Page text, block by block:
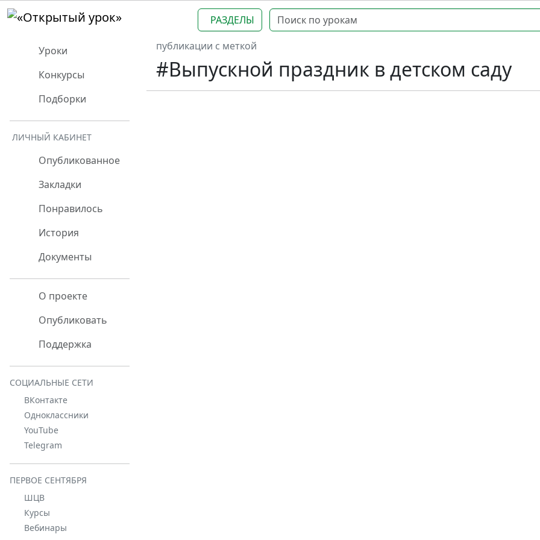
РАЗДЕЛЫ
Уроки
Конкурсы
Подборки
ЛИЧНЫЙ КАБИНЕТ
Опубликованное
Закладки
Понравилось
История
Документы
О проекте
Опубликовать
Поддержка
СОЦИАЛЬНЫЕ СЕТИ
ВКонтакте
Одноклассники
YouTube
Telegram
ПЕРВОЕ СЕНТЯБРЯ
ШЦВ
Курсы
Вебинары
публикации с меткой
#Выпускной праздник в детском саду